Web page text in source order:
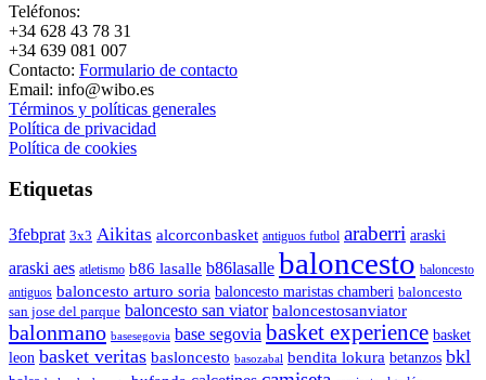
Teléfonos:
+34 628 43 78 31
+34 639 081 007
Contacto: Formulario de contacto
Email: info@wibo.es
Términos y políticas generales
Política de privacidad
Política de cookies
Etiquetas
3febprat 3x3 Aikitas alcorconbasket antiguos futbol araberri araski
araski aes atletismo b86 lasalle b86lasalle baloncesto baloncesto
antiguos baloncesto arturo soria baloncesto maristas chamberi baloncesto
san jose del parque baloncesto san viator baloncestosanviator
balonmano basesegovia base segovia basket experience basket
leon basket veritas basloncesto basozabal bendita lokura betanzos bkl